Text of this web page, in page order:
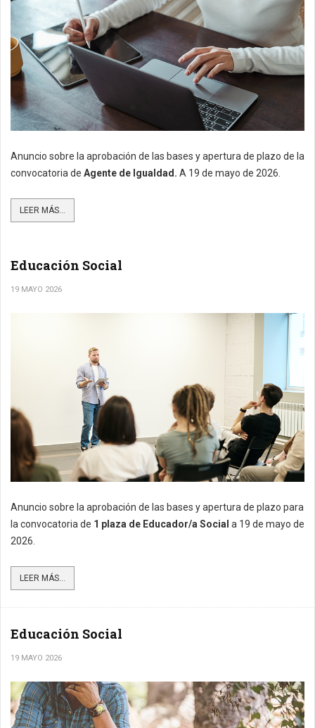
Anuncio sobre la aprobación de las bases y apertura de plazo de la
convocatoria de Agente de Igualdad. A 19 de mayo de 2026.
LEER MÁS...
Educación Social
19 MAYO 2026
Anuncio sobre la aprobación de las bases y apertura de plazo para
la convocatoria de 1 plaza de Educador/a Social a 19 de mayo de
2026.
LEER MÁS...
Educación Social
19 MAYO 2026